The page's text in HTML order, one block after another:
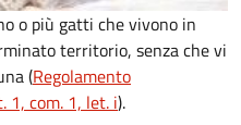
o più gatti che vivono in
territorio, senza che vi
(Regolamento
1, com. 1, let. i).